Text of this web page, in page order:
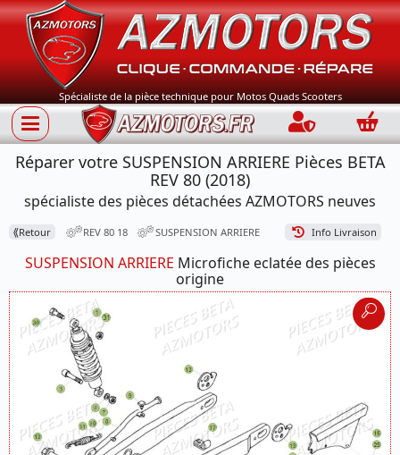
Spécialiste de la pièce technique pour Motos Quads Scooters
Connection
Réparer votre SUSPENSION ARRIERE Pièces BETA
REV 80 (2018)
spécialiste des pièces détachées AZMOTORS neuves
⟪Retour REV 80 18 SUSPENSION ARRIERE Info Livraison
SUSPENSION ARRIERE Microfiche eclatée des pièces
origine